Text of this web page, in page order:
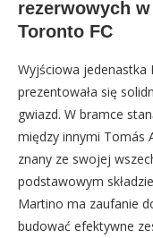
rezerwowych
Toronto FC
Wyjściowa
prezentowała się
gwiazd. W bramce
między innymi Tomás
znany ze swojej
podstawowym
Martino ma zaufanie
budować efektywne